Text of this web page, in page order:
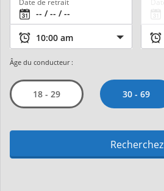
Âge du conducteur :
18 - 29 30 - 69
Recherchez